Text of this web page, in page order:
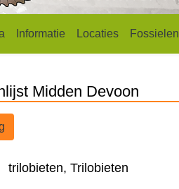
Informatie Locaties Fossielen
Midden Devoon
trilobieten, Trilobieten